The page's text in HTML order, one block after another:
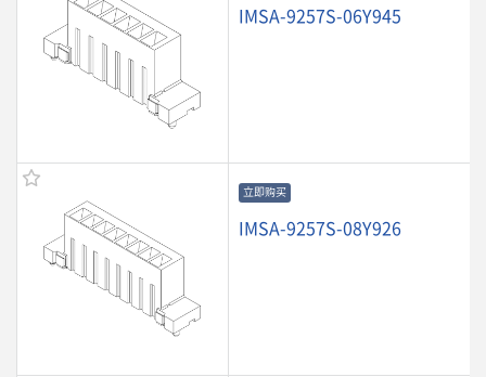
IMSA-9257S-06Y945
立即购买
IMSA-9257S-08Y926